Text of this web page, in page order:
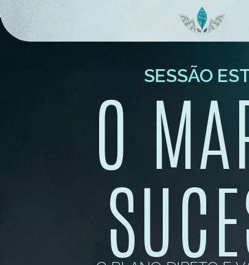
SESSÃO
O